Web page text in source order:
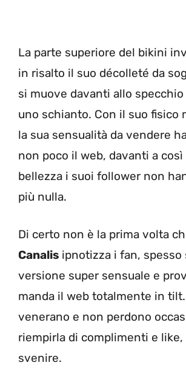
La parte superiore del bikini
in risalto il suo décolleté da
si muove davanti allo
uno schianto. Con il suo fisico
la sua sensualità da vendere
non poco il web, davanti a
bellezza i suoi follower non
più nulla.
Di certo non è la prima volta
Canalis ipnotizza i fan, spesso
versione super sensuale e
manda il web totalmente in
venerano e non perdono
riempirla di complimenti e like,
svenire.